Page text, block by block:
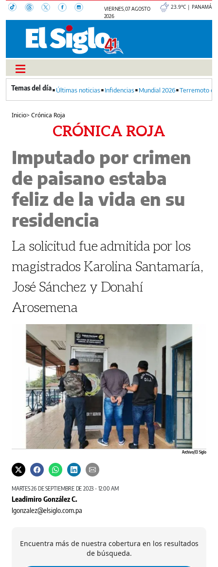
VIERNES, 07 AGOSTO
2026
23.9°C | PANAMÁ
Últimas noticias Infidencias Mundial 2026 Terremoto
Inicio>Crónica Roja
CRÓNICA ROJA
Imputado por crimen
de paisano estaba
feliz de la vida en su
residencia
La solicitud fue admitida por los
magistrados Karolina Santamaría,
José Sánchez y Donahí
Arosemena
Archivo/ El Siglo
MARTES 26 DE SEPTIEMBRE DE 2023 - 12:00 AM
Leadimiro González C.
lgonzalez@elsiglo.com.pa
Encuentra más de nuestra cobertura en los resultados
de búsqueda.